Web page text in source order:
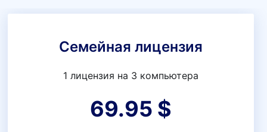
Семейная лицензия
1 лицензия на 3 компьютера
69.95 $